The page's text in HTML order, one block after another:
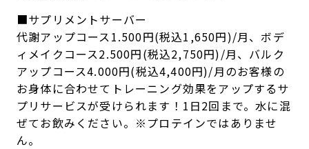
■サプリメントサーバー
代謝アップコース1.500円(税込1,650円)/月、ボデ
ィメイクコース2.500円(税込2,750円)/月、バルク
アップコース4.000円(税込4,400円)/月のお客様の
お身体に合わせてトレーニング効果をアップするサ
プリサービスが受けられます！1日2回まで。水に混
ぜてお飲みください。※プロテインではありませ
ん。